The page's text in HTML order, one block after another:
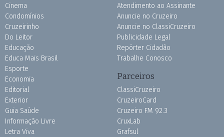
Cinema
Condomínios
Cruzeirinho
Do Leitor
Educação
Educa Mais Brasil
Esporte
Economia
Editorial
Exterior
Guia Saúde
Informação Livre
Letra Viva
Atendimento ao Assinante
Anuncie no Cruzeiro
Anuncie no ClassiCruzeiro
Publicidade Legal
Repórter Cidadão
Trabalhe Conosco
Parceiros
ClassiCruzeiro
CruzeiroCard
Cruzeiro FM 92.3
CruxLab
Grafsul